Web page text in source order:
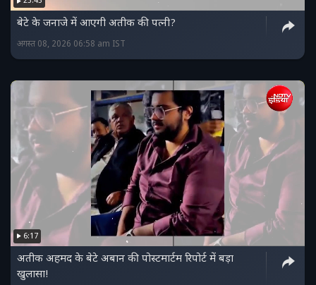
बेटे के जनाजे में आएगी अतीक की पत्नी?
अगस्त 08, 2026 06:58 am IST
6:17
अतीक अहमद के बेटे अबान की पोस्टमार्टम रिपोर्ट में बड़ा
खुलासा!